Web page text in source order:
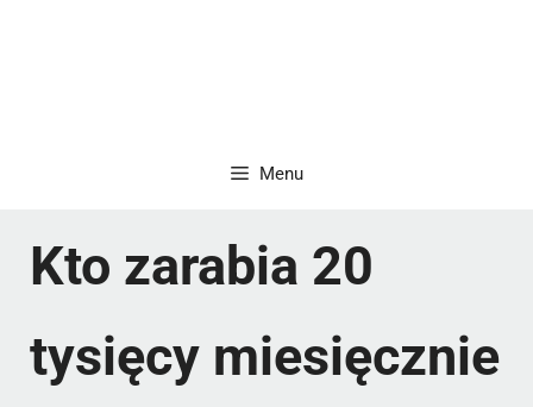
Menu
Kto zarabia 20
tysięcy miesięcznie